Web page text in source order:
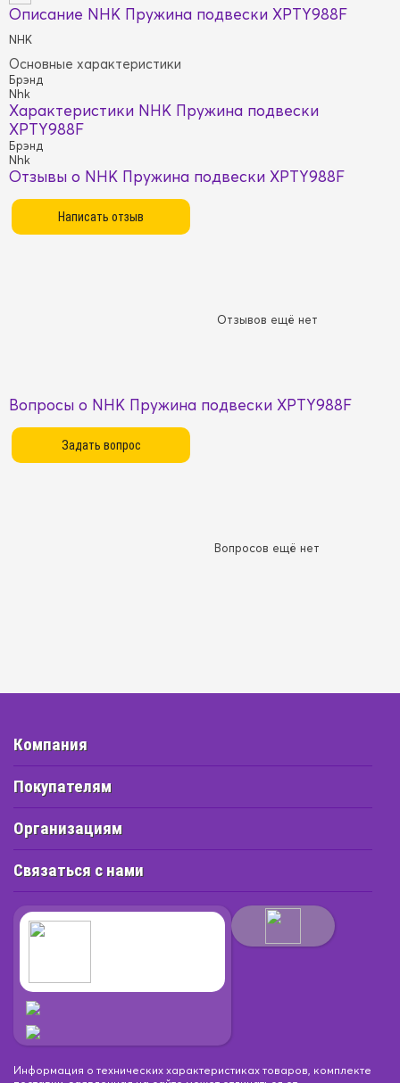
Описание NHK Пружина подвески XPTY988F
NHK
Основные характеристики
Брэнд
Nhk
Характеристики NHK Пружина подвески
XPTY988F
Брэнд
Nhk
Отзывы о NHK Пружина подвески XPTY988F
Отзывов ещё нет
Вопросы о NHK Пружина подвески XPTY988F
Вопросов ещё нет
Компания
Покупателям
Организациям
Связаться с нами
Информация о технических характеристиках товаров, комплекте